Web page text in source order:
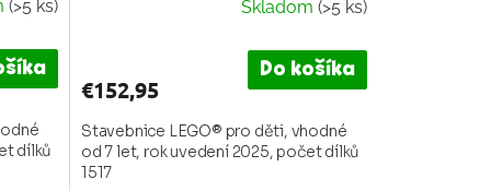
(>5 ks)
dílků
je
z
5
hviezdičiek.
Skladom (>5 ks)
€152,95
Do košíka
Stavebnice LEGO® pro děti, vhodné
od 7 let, rok uvedení 2025, počet dílků
1517